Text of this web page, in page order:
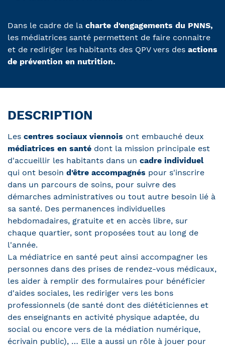
Dans le cadre de la charte d'engagements du PNNS,
les médiatrices santé permettent de faire connaitre
et de rediriger les habitants des QPV vers des actions
de prévention en nutrition.
DESCRIPTION
Les centres sociaux viennois ont embauché deux
médiatrices en santé dont la mission principale est
d'accueillir les habitants dans un cadre individuel
qui ont besoin d'être accompagnés pour s'inscrire
dans un parcours de soins, pour suivre des
démarches administratives ou tout autre besoin lié à
sa santé. Des permanences individuelles
hebdomadaires, gratuite et en accès libre, sur
chaque quartier, sont proposées tout au long de
l'année.
La médiatrice en santé peut ainsi accompagner les
personnes dans des prises de rendez-vous médicaux,
les aider à remplir des formulaires pour bénéficier
d'aides sociales, les rediriger vers les bons
professionnels (de santé dont des diététiciennes et
des enseignants en activité physique adaptée, du
social ou encore vers de la médiation numérique,
écrivain public), … Elle a aussi un rôle à jouer pour